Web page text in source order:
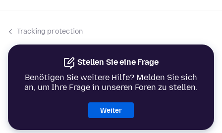
Tracking protection
Stellen Sie eine Frage
Benötigen Sie weitere Hilfe? Melden Sie sich
an, um Ihre Frage in unseren Foren zu stellen.
Weiter